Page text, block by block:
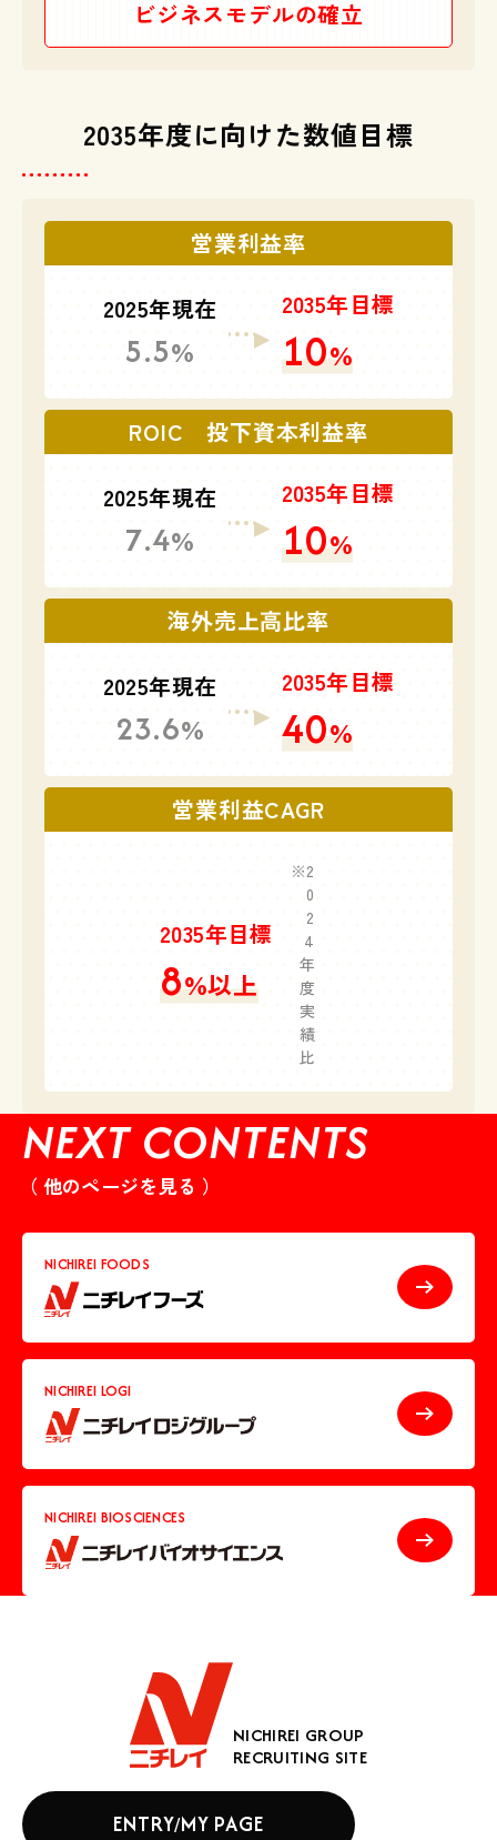
ビジネスモデルの確立
2035年度に向けた数値目標
営業利益率
2025年現在
5.5%
2035年目標
10%
ROIC 投下資本利益率
2025年現在
7.4%
2035年目標
10%
海外売上高比率
2025年現在
23.6%
2035年目標
40%
営業利益CAGR
2035年目標
8%以上
2
0
2
4
年
度
実
績
比
NEXT CONTENTS
他のページを見る
NICHIREI FOODS
NICHIREI LOGI
NICHIREI BIOSCIENCES
NICHIREI GROUP
RECRUITING SITE
ENTRY/MY PAGE